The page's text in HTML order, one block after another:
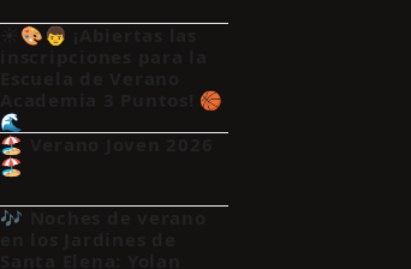
☀️🎨👦 ¡Abiertas las
Academia 3 Puntos! 🏀
🌊
🏖️ Verano Joven 2026
🏖️
🎶 Noches de verano